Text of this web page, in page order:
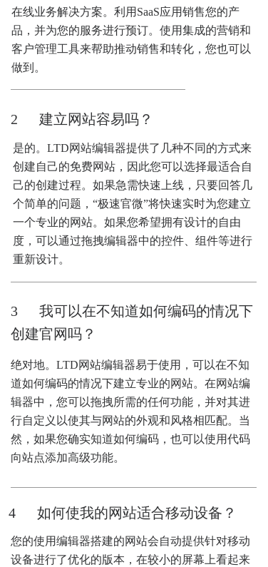
在线业务解决方案。利用SaaS应用销售您的产
品，并为您的服务进行预订。使用集成的营销和
客户管理工具来帮助推动销售和转化，您也可以
做到。
2      建立网站容易吗？
是的。LTD网站编辑器提供了几种不同的方式来
创建自己的免费网站，因此您可以选择最适合自
己的创建过程。如果急需快速上线，只要回答几
个简单的问题，“极速官微”将快速实时为您建立
一个专业的网站。如果您希望拥有设计的自由
度，可以通过拖拽编辑器中的控件、组件等进行
重新设计。
3      我可以在不知道如何编码的情况下
创建官网吗？
绝对地。LTD网站编辑器易于使用，可以在不知
道如何编码的情况下建立专业的网站。在网站编
辑器中，您可以拖拽所需的任何功能，并对其进
行自定义以使其与网站的外观和风格相匹配。当
然，如果您确实知道如何编码，也可以使用代码
向站点添加高级功能。
4      如何使我的网站适合移动设备？
您的使用编辑器搭建的网站会自动提供针对移动
设备进行了优化的版本，在较小的屏幕上看起来